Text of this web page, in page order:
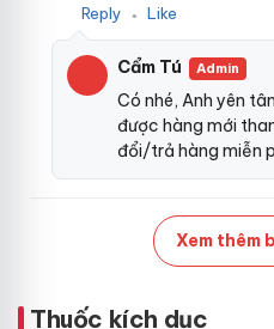
Reply ● Like
Cẩm Tú Admin
Có nhé, Anh yên
được hàng mới
đổi/trả hàng miễn
Xem thêm
Thuốc kích dục